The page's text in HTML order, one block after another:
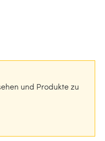
und Produkte zu